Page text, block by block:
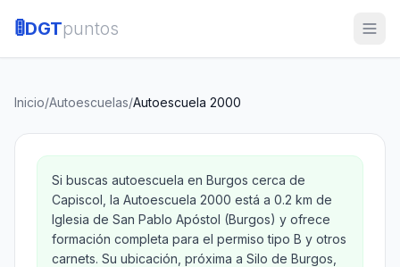
🚦DGTpuntos
Inicio/Autoescuelas/Autoescuela 2000
Si buscas autoescuela en Burgos cerca de
Capiscol, la Autoescuela 2000 está a 0.2 km de
Iglesia de San Pablo Apóstol (Burgos) y ofrece
formación completa para el permiso tipo B y otros
carnets. Su ubicación, próxima a Silo de Burgos,